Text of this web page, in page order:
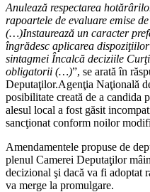
Anulează respectarea
rapoartele de evaluare emise
(…)Instaurează un caracter
îngrădesc aplicarea
sintagmei Încalcă deciziile
obligatorii (…)”, se arată în
Deputaţilor.Agenţia Naţională
posibilitate creată de a candida
alesul local a fost găsit
sancţionat conform noilor
Amendamentele propuse de
plenul Camerei Deputaţilor
decizional şi dacă va fi adoptat
va merge la promulgare.